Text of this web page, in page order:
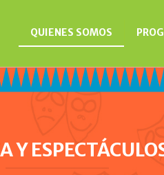
QUIENES SOMOS
Y